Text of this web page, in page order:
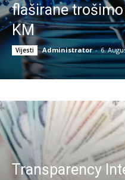
flaširane
KM
Vijesti Administrator - 6.
Transparency